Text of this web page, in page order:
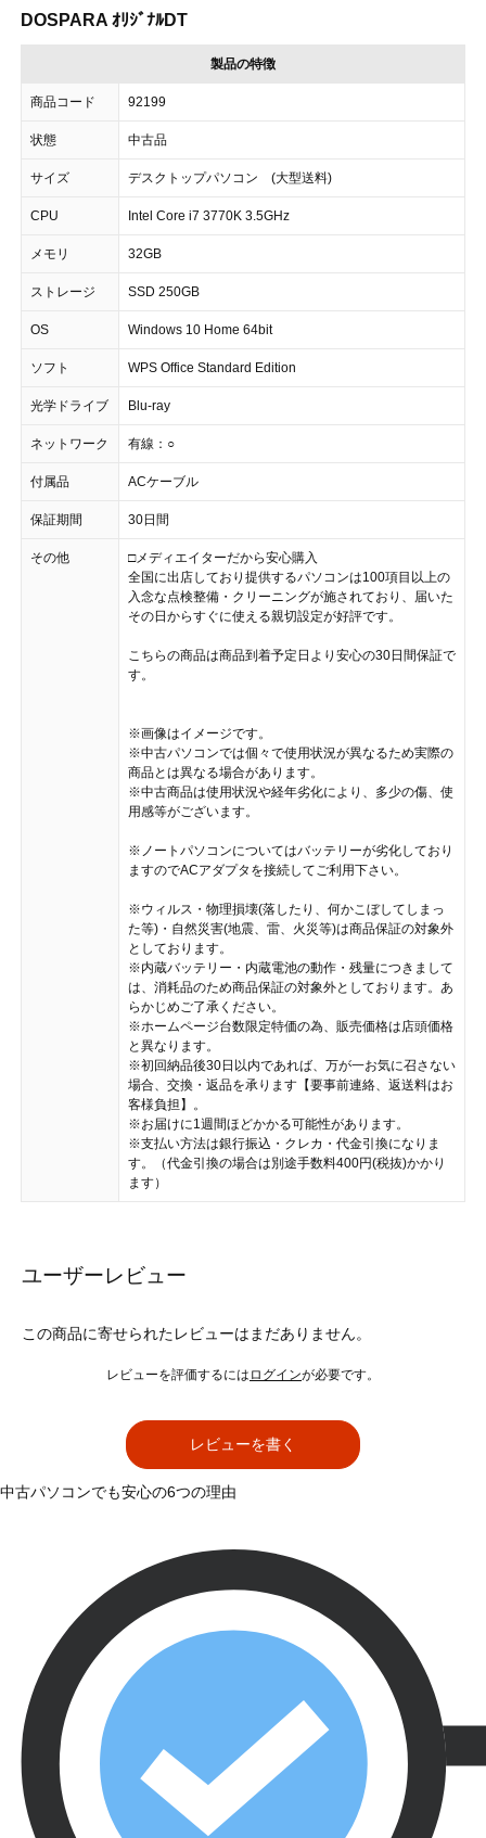
DOSPARA ｵﾘｼﾞﾅﾙDT
製品の特徴
商品コード 92199
状態 中古品
サイズ デスクトップパソコン (大型送料)
CPU Intel Core i7 3770K 3.5GHz
メモリ 32GB
ストレージ SSD 250GB
OS Windows 10 Home 64bit
ソフト WPS Office Standard Edition
光学ドライブ Blu-ray
ネットワーク 有線：○
付属品 ACケーブル
保証期間 30日間
その他
□メディエイターだから安心購入
全国に出店しており提供するパソコンは100項目以上の
入念な点検整備・クリーニングが施されており、届いた
その日からすぐに使える親切設定が好評です。
こちらの商品は商品到着予定日より安心の30日間保証で
す。
※画像はイメージです。
※中古パソコンでは個々で使用状況が異なるため実際の
商品とは異なる場合があります。
※中古商品は使用状況や経年劣化により、多少の傷、使
用感等がございます。
※ノートパソコンについてはバッテリーが劣化しており
ますのでACアダプタを接続してご利用下さい。
※ウィルス・物理損壊(落したり、何かこぼしてしまっ
た等)・自然災害(地震、雷、火災等)は商品保証の対象外
としております。
※内蔵バッテリー・内蔵電池の動作・残量につきまして
は、消耗品のため商品保証の対象外としております。あ
らかじめご了承ください。
※ホームページ台数限定特価の為、販売価格は店頭価格
と異なります。
※初回納品後30日以内であれば、万が一お気に召さない
場合、交換・返品を承ります【要事前連絡、返送料はお
客様負担】。
※お届けに1週間ほどかかる可能性があります。
※支払い方法は銀行振込・クレカ・代金引換になりま
す。（代金引換の場合は別途手数料400円(税抜)かかり
ます）
ユーザーレビュー
この商品に寄せられたレビューはまだありません。
レビューを評価するには ログインが必要です。
レビューを書く
中古パソコンでも安心の6つの理由